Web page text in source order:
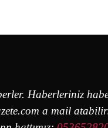
Haberleriniz
a mail